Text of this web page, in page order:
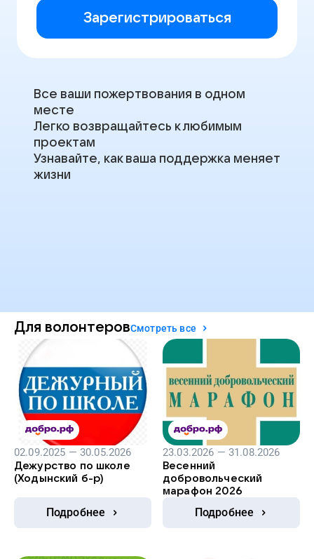
Зарегистрироваться
Все ваши пожертвования в одном
месте
Легко возвращайтесь к любимым
проектам
Узнавайте, как ваша поддержка меняет
жизни
Для волонтеровСмотреть все
02.09.2025 — 30.05.2026
Дежурство по школе
(Ходынский б-р)
Подробнее
23.03.2026 — 31.08.2026
Весенний
добровольческий
марафон 2026
Подробнее